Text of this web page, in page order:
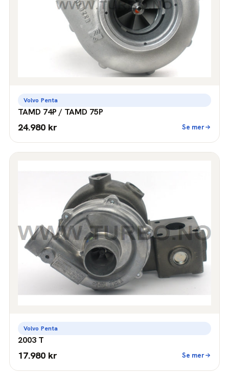
Volvo Penta
TAMD 74P / TAMD 75P
24.980 kr Se mer
Volvo Penta
2003 T
17.980 kr Se mer